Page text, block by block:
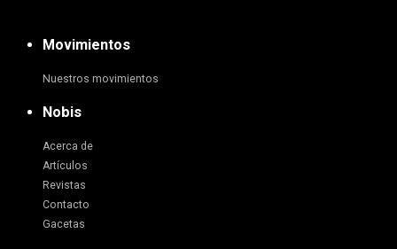
Movimientos
Nuestros movimientos
Nobis
Acerca de
Artículos
Revistas
Contacto
Gacetas